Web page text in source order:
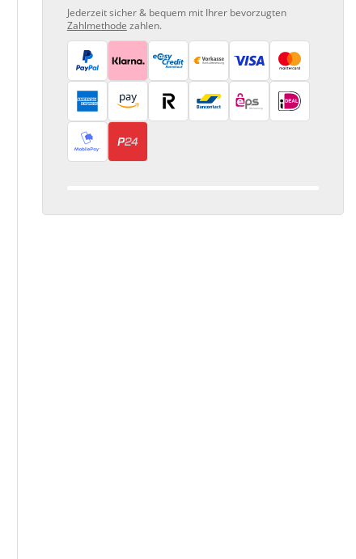
Jederzeit sicher & bequem mit Ihrer bevorzugten
Zahlmethode zahlen.